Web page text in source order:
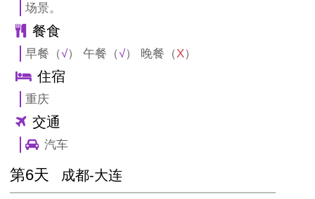
场景。
餐食
早餐（√） 午餐（√） 晚餐（X）
住宿
重庆
交通
汽车
第6天 成都-大连